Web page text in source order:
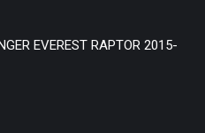
EVEREST RAPTOR 2015-